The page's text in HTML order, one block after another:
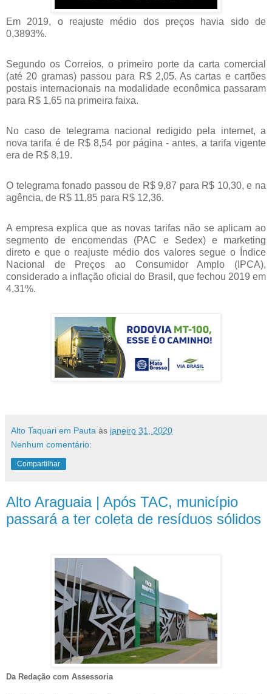
Em 2019, o reajuste médio dos preços havia sido de
0,3893%.
Segundo os Correios, o primeiro porte da carta comercial
(até 20 gramas) passou para R$ 2,05. As cartas e cartões
postais internacionais na modalidade econômica passaram
para R$ 1,65 na primeira faixa.
No caso de telegrama nacional redigido pela internet, a
nova tarifa é de R$ 8,54 por página - antes, a tarifa vigente
era de R$ 8,19.
O telegrama fonado passou de R$ 9,87 para R$ 10,30, e na
agência, de R$ 11,85 para R$ 12,36.
A empresa explica que as novas tarifas não se aplicam ao
segmento de encomendas (PAC e Sedex) e marketing
direto e que o reajuste médio dos valores segue o Índice
Nacional de Preços ao Consumidor Amplo (IPCA),
considerado a inflação oficial do Brasil, que fechou 2019 em
4,31%.
Alto Taquari em Pauta às janeiro 31, 2020
Nenhum comentário:
Compartilhar
Alto Araguaia | Após TAC, município
passará a ter coleta de resíduos sólidos
Da Redação com Assessoria